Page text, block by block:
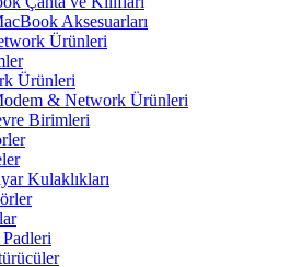
Aksesuarları
Ürünleri
Ürünleri
& Network Ürünleri
Birimleri
Kulaklıkları